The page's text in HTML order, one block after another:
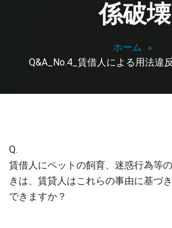
係破壊
ホーム
Q&A_No.4_賃借人による用法違
Q.
賃借人にペットの飼育、迷惑行為等
きは、賃貸人はこれらの事由に基づ
できますか？